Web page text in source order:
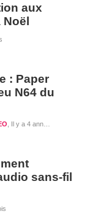
aux
Noël
: Paper
N64 du
Il y a 4 années et 8 mois
sans-fil